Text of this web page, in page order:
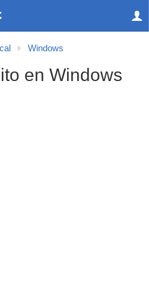
Windows
en Windows